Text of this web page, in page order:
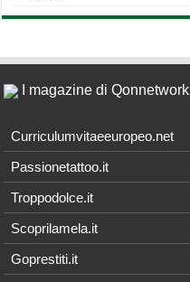
I magazine di Qonnetwork
Curriculumvitaeeuropeo.net
Passionetattoo.it
Troppodolce.it
Scoprilamela.it
Goprestiti.it